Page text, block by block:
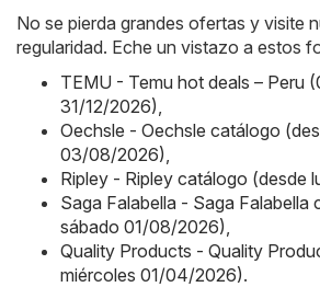
No se pierda grandes ofertas y visite
regularidad. Eche un vistazo a estos
TEMU - Temu hot deals – Peru
31/12/2026)
Oechsle - Oechsle catálogo
03/08/2026)
Ripley - Ripley catálogo (desde
Saga Falabella - Saga Falabella
sábado 01/08/2026)
Quality Products - Quality
miércoles 01/04/2026).